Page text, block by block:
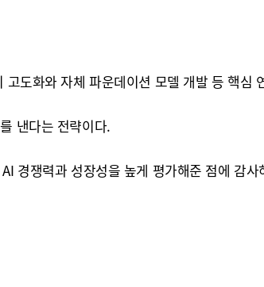
도화와 자체 파운데이션 모델 개발 등 핵심
낸다는 전략이다.
경쟁력과 성장성을 높게 평가해준 점에 감